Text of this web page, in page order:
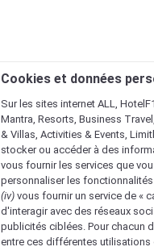
Cookies et données
Sur les sites internet ALL,
Mantra, Resorts, Business
& Villas, Activities & Events,
stocker ou accéder à des
vous fournir les services que
personnaliser les
(iv) vous fournir un service de «
d'interagir avec des réseaux
publicités ciblées. Pour chacun
entre ces différentes utilisations